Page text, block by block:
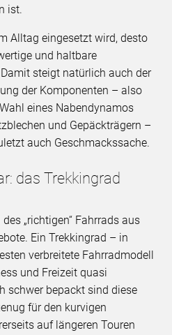
ist.
Alltag eingesetzt wird, desto
und haltbare
steigt natürlich auch der
der Komponenten – also
eines Nabendynamos
und Gepäckträgern –
auch Geschmackssache.
das Trekkingrad
„richtigen“ Fahrrads aus
Ein Trekkingrad – in
verbreitete Fahrradmodell
und Freizeit quasi
schwer bepackt sind diese
für den kurvigen
auf längeren Touren